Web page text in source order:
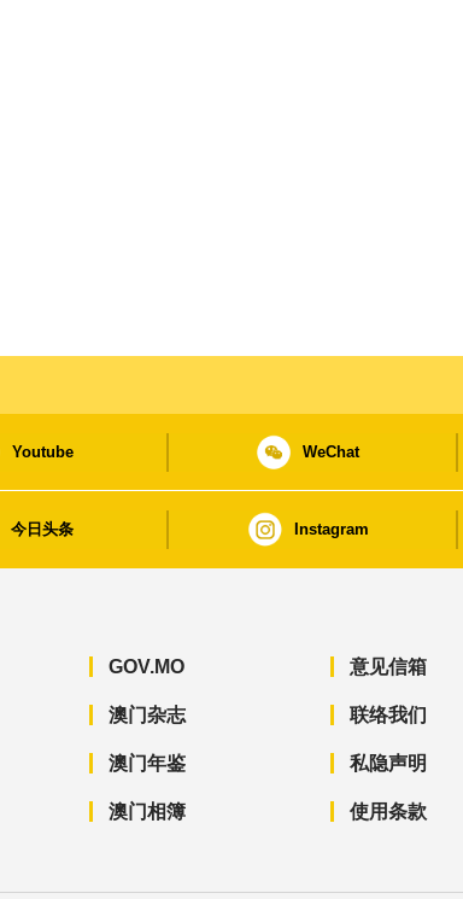
Youtube WeChat
今日头条 Instagram
GOV.MO
澳门杂志
澳门年鉴
澳门相簿
意见信箱
联络我们
私隐声明
使用条款